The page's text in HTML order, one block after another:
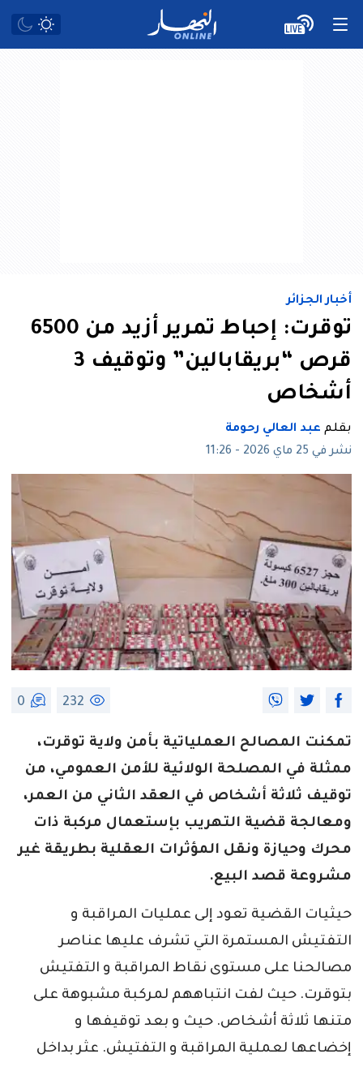
أخبار الجزائر
توقرت: إحباط تمرير أزيد من 6500
قرص “بريقابالين” وتوقيف 3
أشخاص
بقلم عبد العالي رحومة
نشر في 25 ماي 2026 - 11:26
232
0
تمكنت المصالح العملياتية بأمن ولاية توقرت،
ممثلة في المصلحة الولائية للأمن العمومي، من
توقيف ثلاثة أشخاص في العقد الثاني من العمر،
ومعالجة قضية التهريب بإستعمال مركبة ذات
محرك وحيازة ونقل المؤثرات العقلية بطريقة غير
مشروعة قصد البيع.
حيثيات القضية تعود إلى عمليات المراقبة و
التفتيش المستمرة التي تشرف عليها عناصر
مصالحنا على مستوى نقاط المراقبة و التفتيش
بتوقرت. حيث لفت انتباههم لمركبة مشبوهة على
متنها ثلاثة أشخاص. حيث و بعد توقيفها و
إخضاعها لعملية المراقبة و التفتيش. عثر بداخل